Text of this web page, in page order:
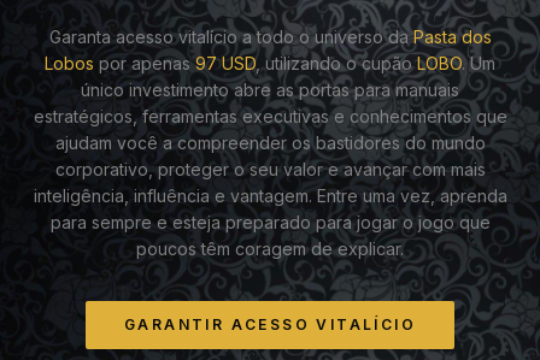
Garanta acesso vitalício a todo o universo da Pasta dos
Lobos por apenas 97 USD, utilizando o cupão LOBO. Um
único investimento abre as portas para manuais
estratégicos, ferramentas executivas e conhecimentos que
ajudam você a compreender os bastidores do mundo
corporativo, proteger o seu valor e avançar com mais
inteligência, influência e vantagem. Entre uma vez, aprenda
para sempre e esteja preparado para jogar o jogo que
poucos têm coragem de explicar.
GARANTIR ACESSO VITALÍCIO